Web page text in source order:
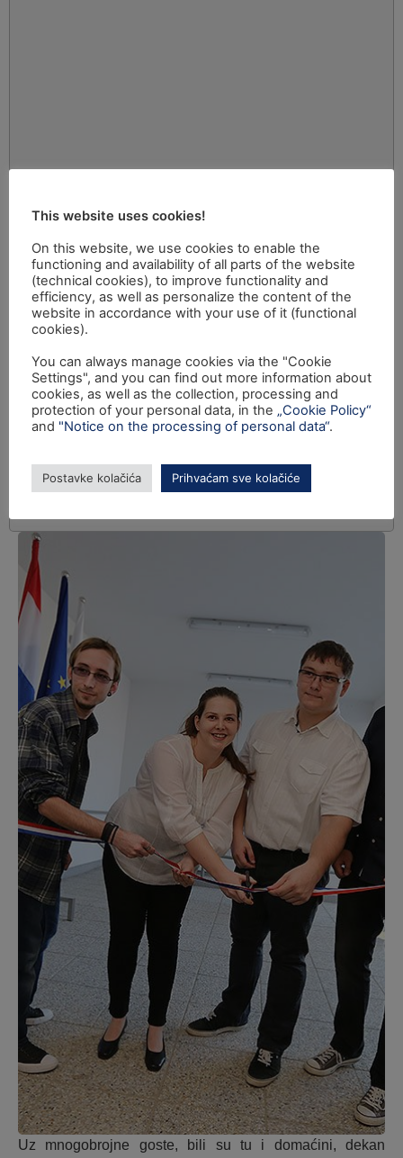
Uz mnogobrojne goste, bili su tu i domaćini, dekan
This website uses cookies!
On this website, we use cookies to enable the
functioning and availability of all parts of the website
(technical cookies), to improve functionality and
efficiency, as well as personalize the content of the
website in accordance with your use of it (functional
cookies).
You can always manage cookies via the "Cookie
Settings", and you can find out more information about
cookies, as well as the collection, processing and
protection of your personal data, in the „Cookie Policy“
and "Notice on the processing of personal data“.
Postavke kolačića Prihvaćam sve kolačiće